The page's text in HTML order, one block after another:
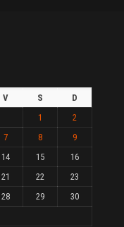
V S
D
1
2
7 8
9
14 15
16
21 22
23
28 29
30